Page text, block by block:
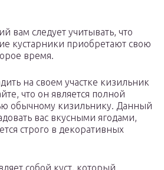
вам следует учитывать, что
кустарники приобретают свою
время.
на своем участке кизильник
что он является полной
обычному кизильнику. Данный
вас вкусными ягодами,
строго в декоративных
собой куст, который